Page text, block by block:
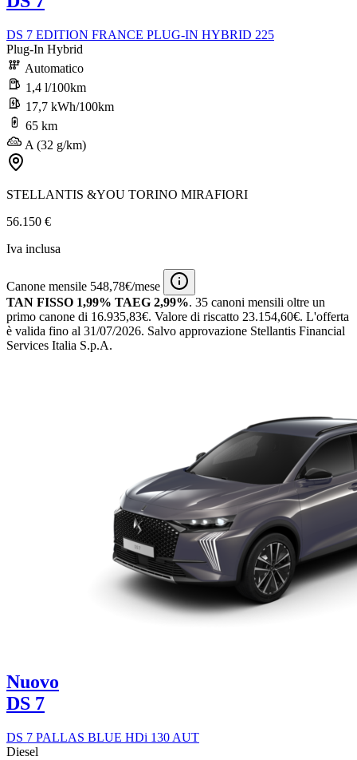
DS 7 EDITION FRANCE PLUG-IN HYBRID 225
Plug-In Hybrid
Automatico
1,4 l/100km
17,7 kWh/100km
65 km
A (32 g/km)
STELLANTIS &YOU TORINO MIRAFIORI
56.150 €
Iva inclusa
Canone mensile 548,78€/mese
TAN FISSO 1,99% TAEG 2,99%. 35 canoni mensili oltre un
primo canone di 16.935,83€. Valore di riscatto 23.154,60€. L'offerta
è valida fino al 31/07/2026. Salvo approvazione Stellantis Financial
Services Italia S.p.A.
Nuovo
DS 7
DS 7 PALLAS BLUE HDi 130 AUT
Diesel